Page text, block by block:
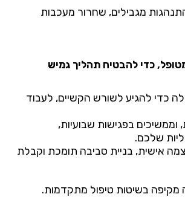
התנהגות מגבילים, שחרור מעכבות
כדי להבטיח תהליך גמיש
כדי להגיע לשורש הקשיים, לעבוד
וממשיכים בפגישות שבועיות,
שלכם.
אישית, בניית סביבה תומכת וקבלת